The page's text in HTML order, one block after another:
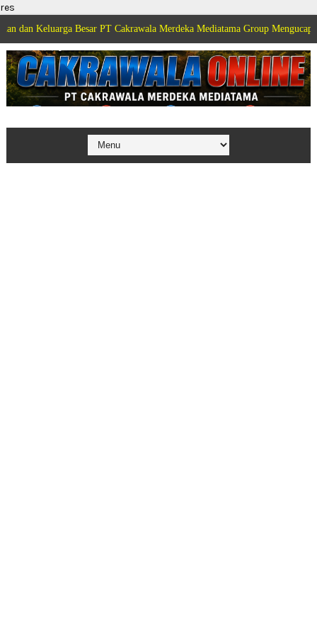
res
Besar PT Cakrawala Merdeka Mediatama Group Mengucapkan